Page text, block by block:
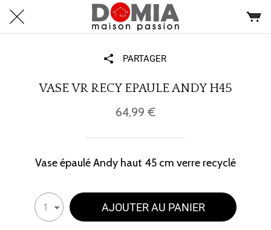
PARTAGER
VASE VR RECY EPAULE ANDY H45
64,99 €
Vase épaulé Andy haut 45 cm verre recyclé
1 AJOUTER AU PANIER